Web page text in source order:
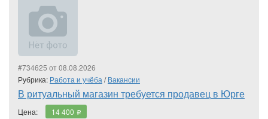
#734625 от 08.08.2026
Рубрика: Работа и учёба /Вакансии
В ритуальный магазин требуется продавец в Юрге
Цена: 14 400 i